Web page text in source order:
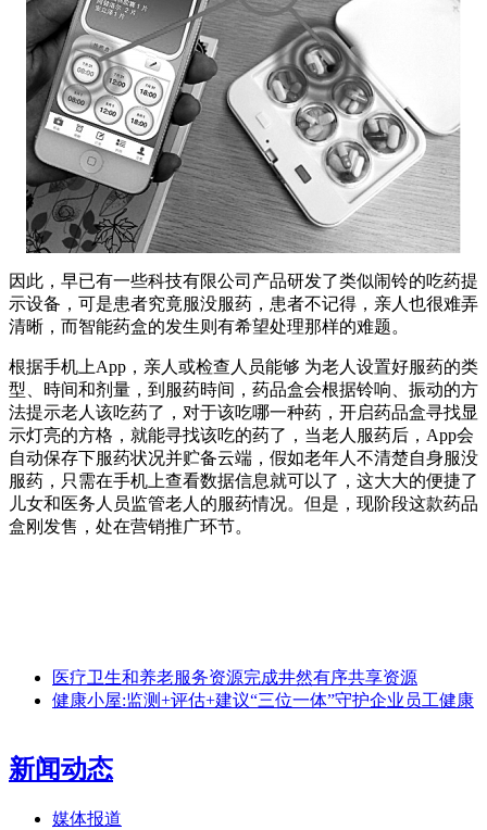
因此，早已有一些科技有限公司产品研发了类似闹铃的吃药提
示设备，可是患者究竟服没服药，患者不记得，亲人也很难弄
清晰，而智能药盒的发生则有希望处理那样的难题。
根据手机上App，亲人或检查人员能够 为老人设置好服药的类
型、時间和剂量，到服药時间，药品盒会根据铃响、振动的方
法提示老人该吃药了，对于该吃哪一种药，开启药品盒寻找显
示灯亮的方格，就能寻找该吃的药了，当老人服药后，App会
自动保存下服药状况并贮备云端，假如老年人不清楚自身服没
服药，只需在手机上查看数据信息就可以了，这大大的便捷了
儿女和医务人员监管老人的服药情况。但是，现阶段这款药品
盒刚发售，处在营销推广环节。
医疗卫生和养老服务资源完成井然有序共享资源
健康小屋:监测+评估+建议“三位一体”守护企业员工健康
新闻动态
媒体报道